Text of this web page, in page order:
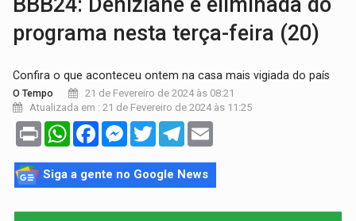
programa nesta terça-feira (20)
Confira o que aconteceu ontem na casa mais vigiada do país
O Tempo
21 de Fevereiro de 2024 às 08:21
Atualizada em : 21 de Fevereiro de 2024 às 11:25
Print WhatsAppFacebookMessenger
TwitterTelegram
Siga a gente no Google News